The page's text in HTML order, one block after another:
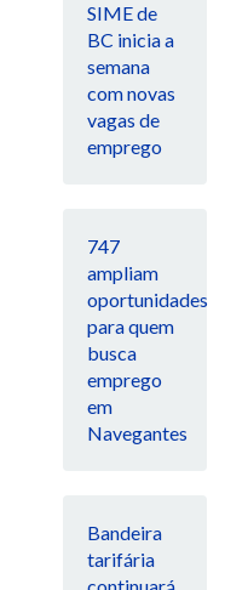
SIME de
BC inicia a
semana
com novas
vagas de
emprego
747
ampliam
oportunidades
para quem
busca
emprego
em
Navegantes
Bandeira
tarifária